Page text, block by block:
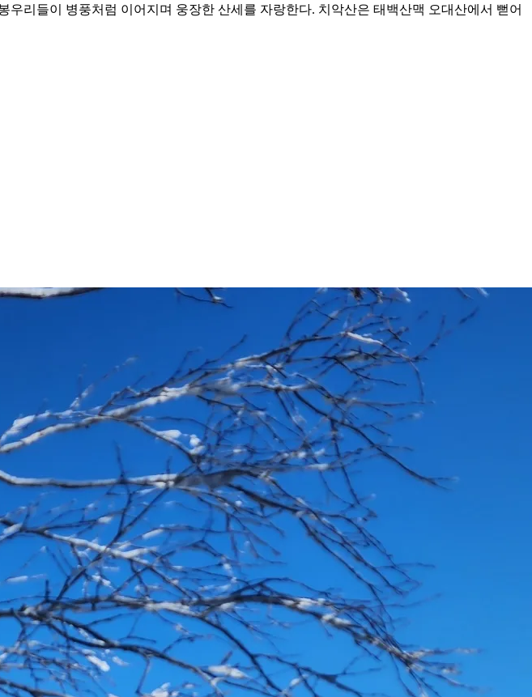
우리들이 병풍처럼 이어지며 웅장한 산세를 자랑한다. 치악산은 태백산맥 오대산에서 뻗어